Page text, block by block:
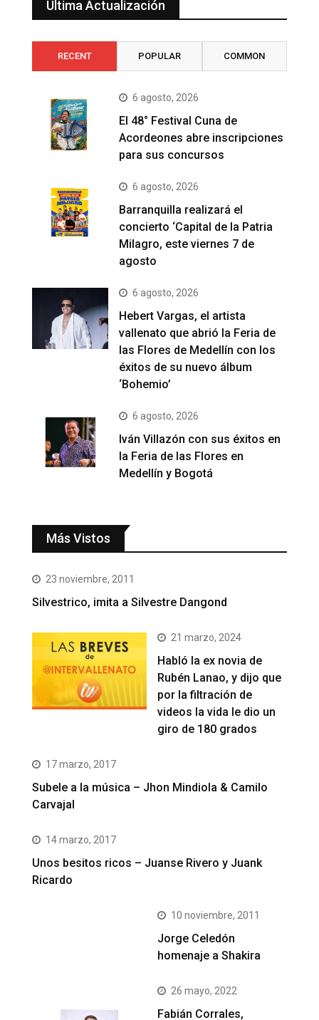
Última Actualización
RECENT POPULAR COMMON
6 agosto, 2026
El 48° Festival Cuna de
Acordeones abre inscripciones
para sus concursos
6 agosto, 2026
Barranquilla realizará el
concierto ‘Capital de la Patria
Milagro, este viernes 7 de
agosto
6 agosto, 2026
Hebert Vargas, el artista
vallenato que abrió la Feria de
las Flores de Medellín con los
éxitos de su nuevo álbum
‘Bohemio’
6 agosto, 2026
Iván Villazón con sus éxitos en
la Feria de las Flores en
Medellín y Bogotá
Más Vistos
23 noviembre, 2011
Silvestrico, imita a Silvestre Dangond
21 marzo, 2024
Habló la ex novia de
Rubén Lanao, y dijo que
por la filtración de
videos la vida le dio un
giro de 180 grados
17 marzo, 2017
Subele a la música – Jhon Mindiola & Camilo
Carvajal
14 marzo, 2017
Unos besitos ricos – Juanse Rivero y Juank
Ricardo
10 noviembre, 2011
Jorge Celedón
homenaje a Shakira
26 mayo, 2022
Fabián Corrales,